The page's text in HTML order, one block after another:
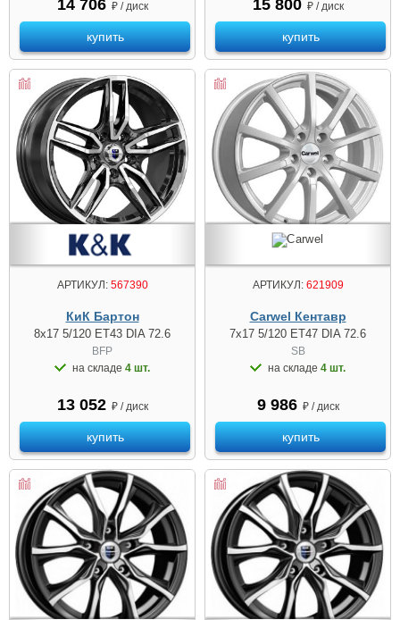
14 706 ₽ / диск
купить
15 800 ₽ / диск
купить
АРТИКУЛ:567390
КиК Бартон
8x17 5/120 ET43 DIA 72.6
BFP
на складе 4 шт.
13 052 ₽ / диск
купить
АРТИКУЛ:621909
Carwel Кентавр
7x17 5/120 ET47 DIA 72.6
SB
на складе 4 шт.
9 986 ₽ / диск
купить